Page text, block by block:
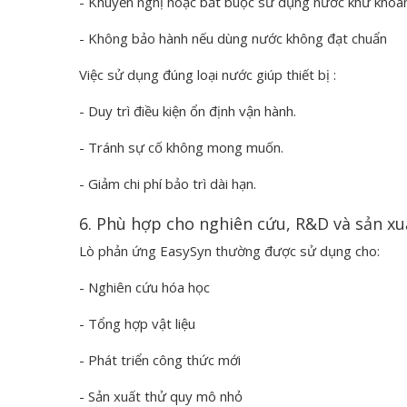
- Không bảo hành nếu dùng nước không đạt chuẩn
Việc sử dụng đúng loại nước giúp thiết bị :
- Duy trì điều kiện ổn định vận hành.
- Tránh sự cố không mong muốn.
- Giảm chi phí bảo trì dài hạn.
6. Phù hợp cho nghiên cứu, R&D và sản
Lò phản ứng EasySyn thường được sử dụng cho:
- Nghiên cứu hóa học
- Tổng hợp vật liệu
- Phát triển công thức mới
- Sản xuất thử quy mô nhỏ